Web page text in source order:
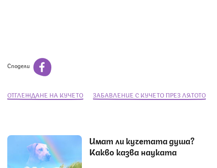
Сподели
ОТГЛЕЖДАНЕ НА КУЧЕТО ЗАБАВЛЕНИЕ С КУЧЕТО ПРЕЗ ЛЯТОТО
Имат ли кучетата душа?
Какво казва науката